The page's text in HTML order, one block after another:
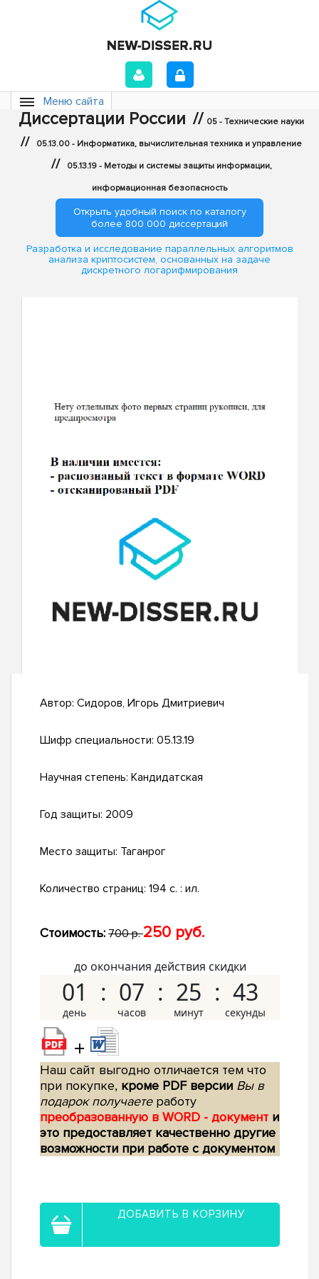
Меню сайта
Диссертации России // 05 - Технические науки
// 05.13.00 - Информатика, вычислительная техника и управление
// 05.13.19 - Методы и системы защиты информации,
информационная безопасность
Открыть удобный поиск по каталогу
более 800 000 диссертаций
Разработка и исследование параллельных алгоритмов
анализа криптосистем, основанных на задаче
дискретного логарифмирования
Автор: Сидоров, Игорь Дмитриевич
Шифр специальности: 05.13.19
Научная степень: Кандидатская
Год защиты: 2009
Место защиты: Таганрог
Количество страниц: 194 с. : ил.
Стоимость: 700 р.250 руб.
до окончания действия скидки
01 07 25 42
+
Наш сайт выгодно отличается тем что
при покупке, кроме PDF версии Вы в
подарок получаетеработу
преобразованную в WORD - документ и
это предоставляет качественно другие
возможности при работе с документом
ДОБАВИТЬ В КОРЗИНУ